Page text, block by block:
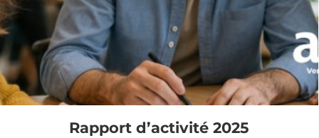
Rapport d’activité 2025